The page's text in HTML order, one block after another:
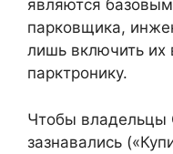
являются
парковщика,
лишь включить их
парктронику.
Чтобы владельцы
зазнавались